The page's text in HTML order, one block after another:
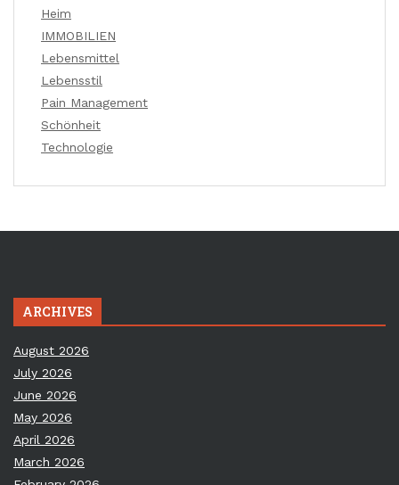
Heim
IMMOBILIEN
Lebensmittel
Lebensstil
Pain Management
Schönheit
Technologie
ARCHIVES
August 2026
July 2026
June 2026
May 2026
April 2026
March 2026